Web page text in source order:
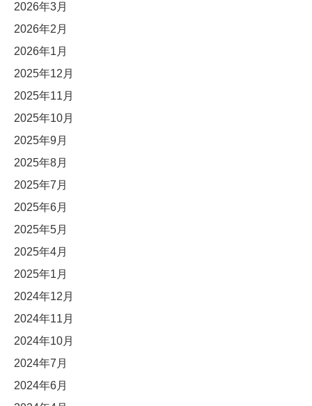
2026年3月
2026年2月
2026年1月
2025年12月
2025年11月
2025年10月
2025年9月
2025年8月
2025年7月
2025年6月
2025年5月
2025年4月
2025年1月
2024年12月
2024年11月
2024年10月
2024年7月
2024年6月